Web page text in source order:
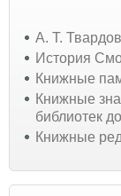
А. Т.
История
Книжные
Книжные
библиотек
Книжные